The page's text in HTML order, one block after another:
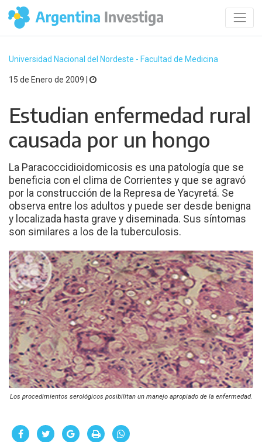
Universidad Nacional del Nordeste - Facultad de Medicina
15 de Enero de 2009 |
Estudian enfermedad rural
causada por un hongo
La Paracoccidioidomicosis es una patología que se
beneficia con el clima de Corrientes y que se agravó
por la construcción de la Represa de Yacyretá. Se
observa entre los adultos y puede ser desde benigna
y localizada hasta grave y diseminada. Sus síntomas
son similares a los de la tuberculosis.
Los procedimientos serológicos posibilitan un manejo apropiado de la enfermedad.